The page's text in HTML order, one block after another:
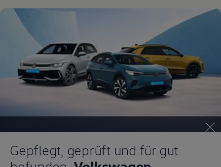
Gepflegt, geprüft und für gut